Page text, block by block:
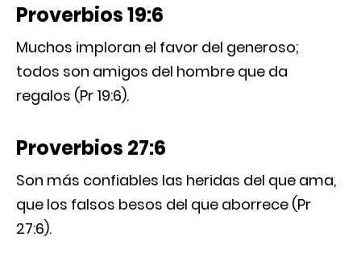
Proverbios 19:6
Muchos imploran el favor del generoso;
todos son amigos del hombre que da
regalos (Pr 19:6).
Proverbios 27:6
Son más confiables las heridas del que ama,
que los falsos besos del que aborrece (Pr
27:6).